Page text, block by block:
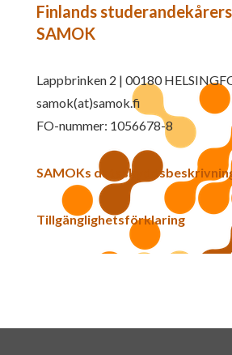
Finlands
SAMOK
Lappbrinken 2 | 00180
samok(at)samok.fi
FO-nummer: 1056678-8
SAMOKs
Tillgänglighetsförklaring